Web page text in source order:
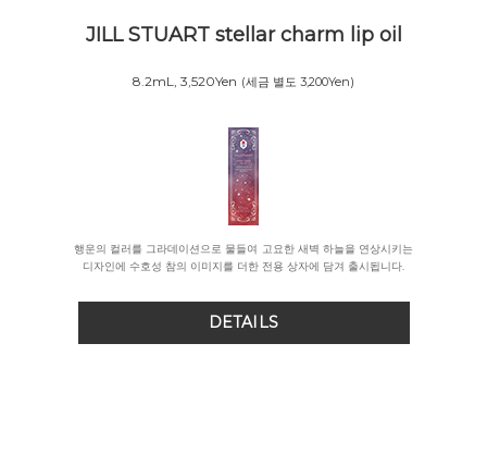
JILL STUART stellar charm lip oil
8.2mL, 3,520Yen (세금 별도 3,200Yen)
행운의 컬러를 그라데이션으로 물들여 고요한 새벽 하늘을 연상시키는
디자인에 수호성 참의 이미지를 더한 전용 상자에 담겨 출시됩니다.
DETAILS